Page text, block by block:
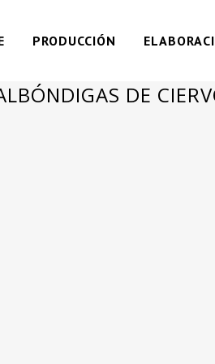
PRODUCCIÓN
DE